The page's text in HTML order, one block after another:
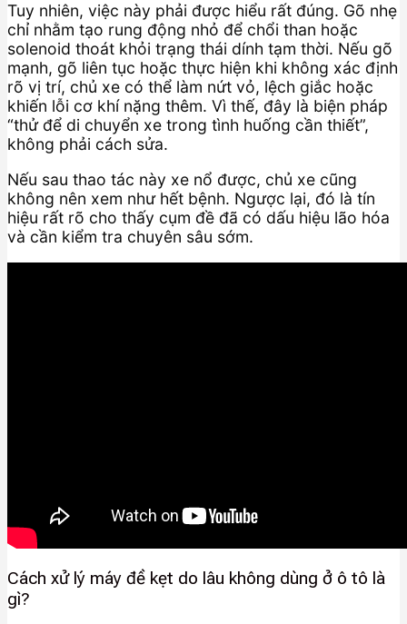
Tuy nhiên, việc này phải được hiểu rất đúng. Gõ nhẹ
chỉ nhằm tạo rung động nhỏ để chổi than hoặc
solenoid thoát khỏi trạng thái dính tạm thời. Nếu gõ
mạnh, gõ liên tục hoặc thực hiện khi không xác định
rõ vị trí, chủ xe có thể làm nứt vỏ, lệch giắc hoặc
khiến lỗi cơ khí nặng thêm. Vì thế, đây là biện pháp
“thử để di chuyển xe trong tình huống cần thiết”,
không phải cách sửa.
Nếu sau thao tác này xe nổ được, chủ xe cũng
không nên xem như hết bệnh. Ngược lại, đó là tín
hiệu rất rõ cho thấy cụm đề đã có dấu hiệu lão hóa
và cần kiểm tra chuyên sâu sớm.
Cách xử lý máy đề kẹt do lâu không dùng ở ô tô là
gì?